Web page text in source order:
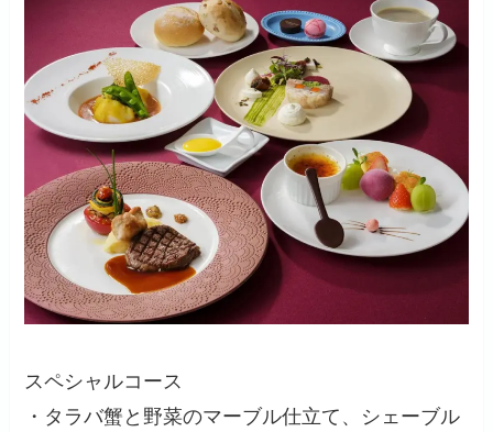
スペシャルコース
・タラバ蟹と野菜のマーブル仕立て、シェーブル